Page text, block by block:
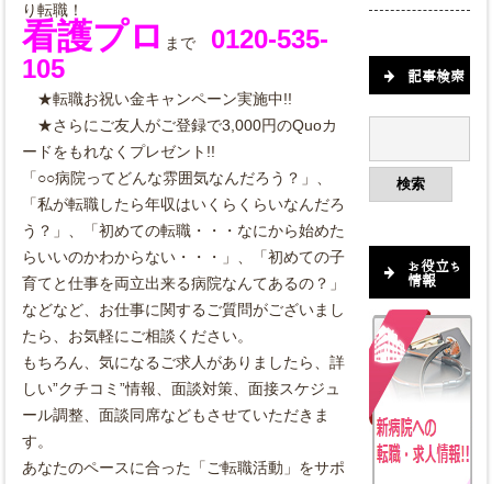
り転職！
看護プロ まで 0120-535-
105
★転職お祝い金キャンペーン実施中!!
★さらにご友人がご登録で3,000円のQuoカ
ードをもれなくプレゼント!!
「○○病院ってどんな雰囲気なんだろう？」、
「私が転職したら年収はいくらくらいなんだろ
う？」、「初めての転職・・・なにから始めた
らいいのかわからない・・・」、「初めての子
育てと仕事を両立出来る病院なんてあるの？」
などなど、お仕事に関するご質問がございまし
たら、お気軽にご相談ください。
もちろん、気になるご求人がありましたら、詳
しい”クチコミ”情報、面談対策、面接スケジュ
ール調整、面談同席などもさせていただきま
す。
あなたのペースに合った「ご転職活動」をサポ
記事検索
お役立ち
情報